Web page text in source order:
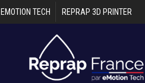
EMOTION TECH REPRAP 3D PRINTER